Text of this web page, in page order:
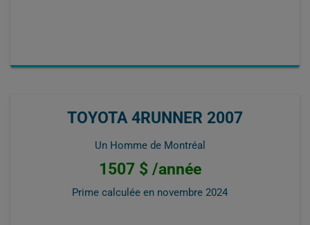
TOYOTA 4RUNNER 2007
Un Homme de Montréal
1507 $ /année
Prime calculée en novembre 2024